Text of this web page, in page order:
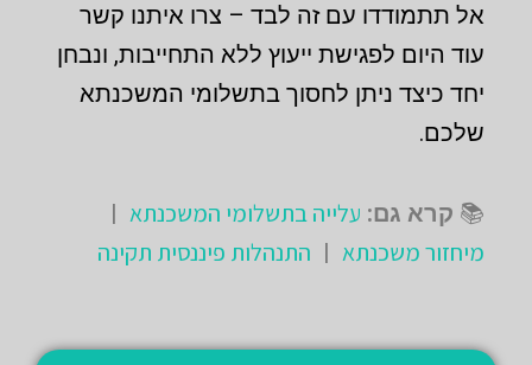
אל תתמודדו עם זה לבד – צרו איתנו קשר
עוד היום לפגישת ייעוץ ללא התחייבות, ונבחן
יחד כיצד ניתן לחסוך בתשלומי המשכנתא
שלכם.
📚 קרא גם: עלייה בתשלומי המשכנתא |
מיחזור משכנתא | התנהלות פיננסית תקינה